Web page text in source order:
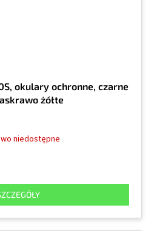
okulary ochronne, czarne
żółte
niedostępne